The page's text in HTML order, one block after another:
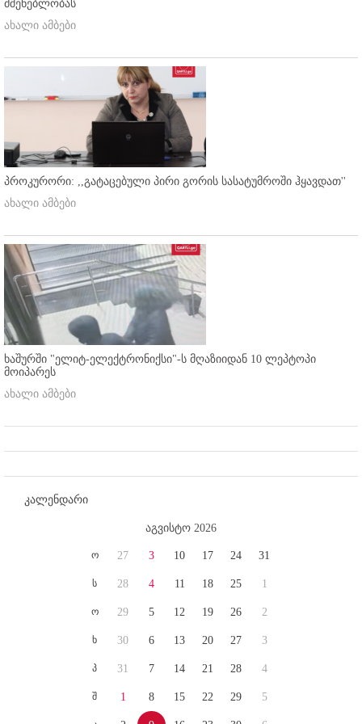
მშენებლობას
ახალი ამბები
პროკურორი: ,,გატაცებული პირი გორის სასატუმროში ჰყავდათ''
ახალი ამბები
ხაშურში "ელიტ-ელექტრონიქსი"-ს მღაზიიდან 10 ლეპტოპი
მოიპარეს
ახალი ამბები
კალენდარი
აგვისტო 2026
ო
ს
ო
ხ
პ
შ
27
28
29
30
31
1
3
4
5
6
7
8
10
11
12
13
14
15
17
18
19
20
21
22
24
25
26
27
28
29
31
1
2
3
4
5